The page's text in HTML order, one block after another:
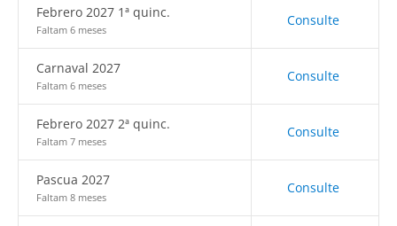
Febrero 2027 1ª quinc.
Faltam 6 meses
Consulte
Carnaval 2027
Faltam 6 meses
Consulte
Febrero 2027 2ª quinc.
Faltam 7 meses
Consulte
Pascua 2027
Faltam 8 meses
Consulte